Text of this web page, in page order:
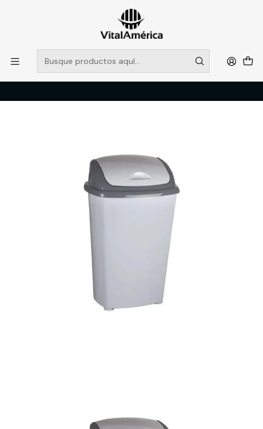
POR SISTEMA FRONTAL SOLO RETIROS EN TIENDA, DESDE
MUCHAS GRACIAS +569 5956 2237
Leer más
Inicio Catálogo
LIMPIEZA E HIGENE INDUSTRIAL
ACCESORIOS DE LIMPIEZA
BASURERO TAPA VAIVEN 15 LT GRIS